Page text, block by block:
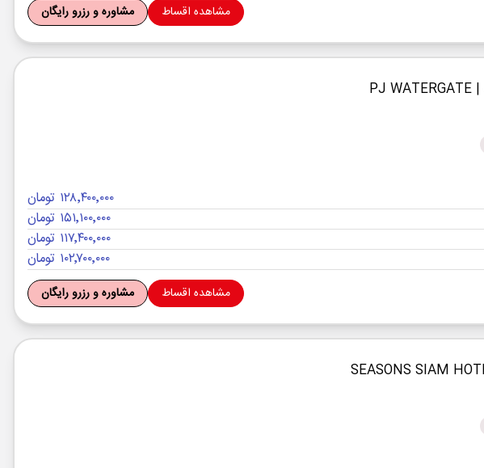
مشاهده اقساط مشاوره و رزرو رایگان
| PJ WATERGATE
۱۲۸٬۴۰۰٬۰۰۰ تومان
۱۵۱٬۱۰۰٬۰۰۰ تومان
۱۱۷٬۴۰۰٬۰۰۰ تومان
۱۰۲٬۷۰۰٬۰۰۰ تومان
مشاهده اقساط مشاوره و رزرو رایگان